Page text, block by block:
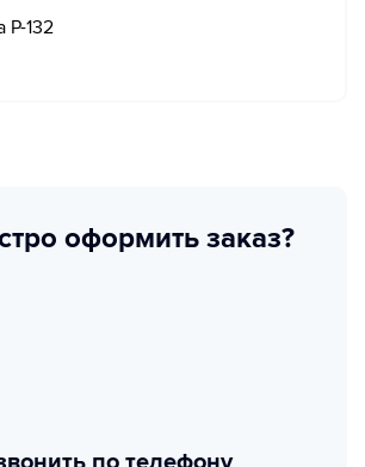
Р-132
оформить заказ?